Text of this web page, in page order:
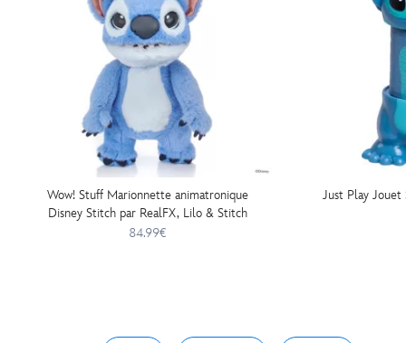
Wow! Stuff Marionnette animatronique
Disney Stitch par RealFX, Lilo & Stitch
84.99€
Just Play